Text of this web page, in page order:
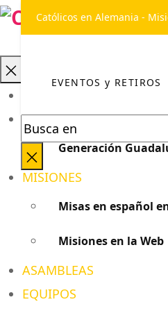
Católicos en Alemania -
EVENTOS y RETIROS
Cerrar
búsqueda
FORMACIÓN
Generación
MISIONES
Misas en español
Misiones en la Web
ASAMBLEAS
EQUIPOS